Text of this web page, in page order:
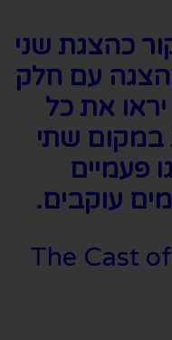
כהצגת שני
עם חלק
את כל
שתי
פעמיים
עוקבים.